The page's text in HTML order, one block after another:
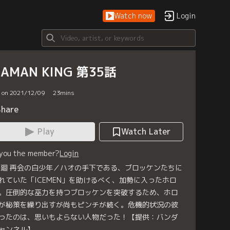
Watch now Login
KING 第35話
on 2021/12/09 23mins
Play
Watch Later
the member?Login
再会の白少年／ハオの手下である、ブロッケンたちに
ていた「ICEMEN」を助けるべく、加勢に入ったホロ
圧倒的な巫力を持つブロッケンを突破するため、ホロ
秘策を繰り出すが尚もピンチが続く。危機的状況の彼
たのは、思いもよらない人物だった！【提供：バンダ